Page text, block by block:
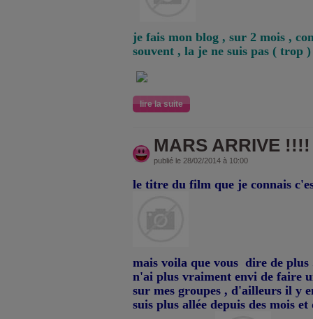
je fais mon blog , sur 2 mois ,
souvent , la je ne suis pas (
lire la suite
MARS ARRIVE !!!!
publié le 28/02/2014 à 10:00
le titre du film que je connais
mais voila que vous dire de
n'ai plus vraiment envi de faire
sur mes groupes , d'ailleurs il y
suis plus allée depuis des mois